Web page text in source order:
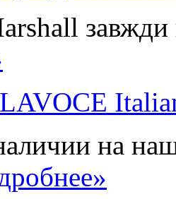
завжди
LAVOCE
на